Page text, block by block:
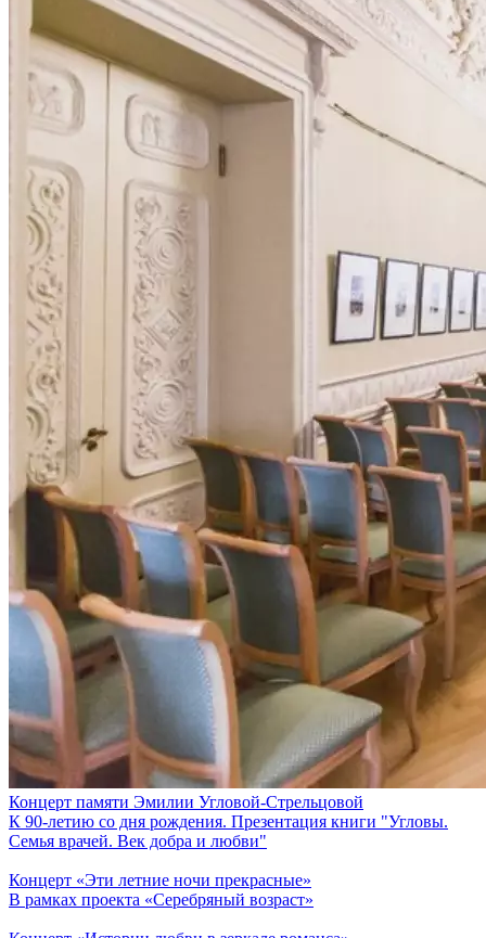
Концерт памяти Эмилии Угловой-Стрельцовой
К 90-летию со дня рождения. Презентация книги "Угловы.
Семья врачей. Век добра и любви"
Концерт «Эти летние ночи прекрасные»
В рамках проекта «Серебряный возраст»